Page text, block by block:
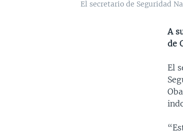
El secretario de Seguridad
A
de
El